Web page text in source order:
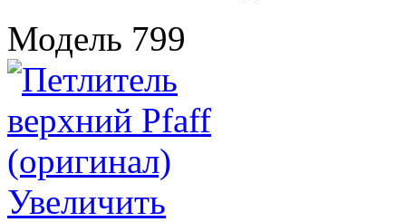
Модель 799
Увеличить